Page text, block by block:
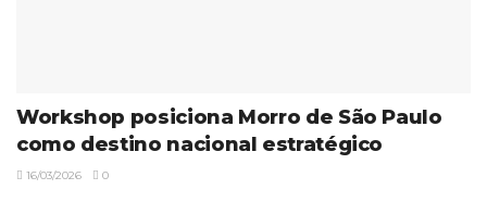
Workshop posiciona Morro de São Paulo
como destino nacional estratégico
16/03/2026 0